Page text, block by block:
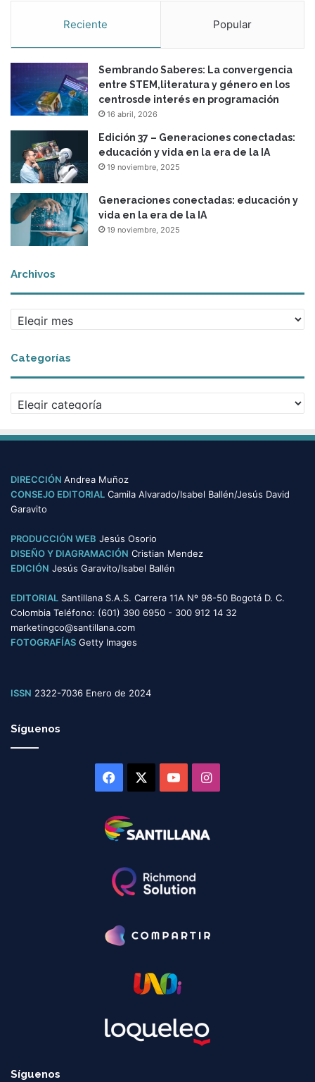
Reciente Popular
Sembrando Saberes: La convergencia
entre STEM,literatura y género en los
centrosde interés en programación
16 abril, 2026
Edición 37 – Generaciones conectadas:
educación y vida en la era de la IA
19 noviembre, 2025
Generaciones conectadas: educación y
vida en la era de la IA
19 noviembre, 2025
Archivos
Archivos
Categorías
Categorías
DIRECCIÓN Andrea Muñoz
CONSEJO EDITORIAL Camila Alvarado/Isabel Ballén/Jesús David
Garavito
PRODUCCIÓN WEB Jesús Osorio
DISEÑO Y DIAGRAMACIÓN Cristian Mendez
EDICIÓN Jesús Garavito/Isabel Ballén
EDITORIAL Santillana S.A.S. Carrera 11A Nº 98-50 Bogotá D. C.
Colombia Teléfono: (601) 390 6950 - 300 912 14 32
marketingco@santillana.com
FOTOGRAFÍAS Getty Images
ISSN 2322-7036 Enero de 2024
Síguenos
Facebook YouTubeInstagram
Síguenos